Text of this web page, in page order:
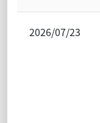
2026/07/23